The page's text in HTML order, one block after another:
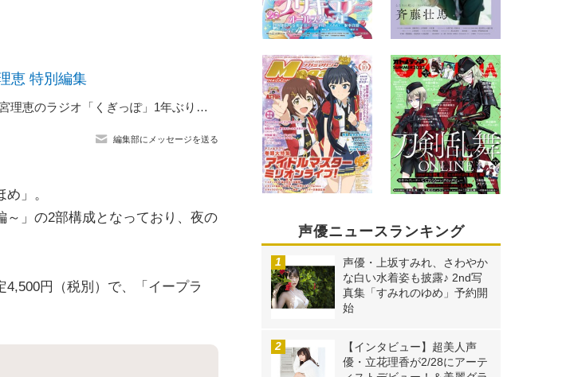
恵 特別編集
声優・釘宮理恵のラジオ「くぎっぽ」1年ぶりのイベント開催！ 能登麻美子も“夜の部”に登場
編集部にメッセージを送る
」。
」の2部構成となっており、夜の
円（税別）で、「イープラ
声優ニュースランキング
声優・上坂すみれ、さわやか
な白い水着姿も披露♪ 2nd写
真集「すみれのゆめ」予約開
始
【インタビュー】超美人声
優・立花理香が2/28にアーテ